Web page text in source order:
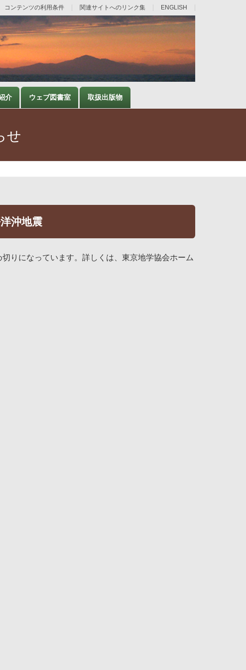
コンテンツの利用条件 関連サイトへのリンク集 ENGLISH
介 ウェブ図書室 取扱出版物
せ
沖地震
りになっています。詳しくは、東京地学協会ホーム